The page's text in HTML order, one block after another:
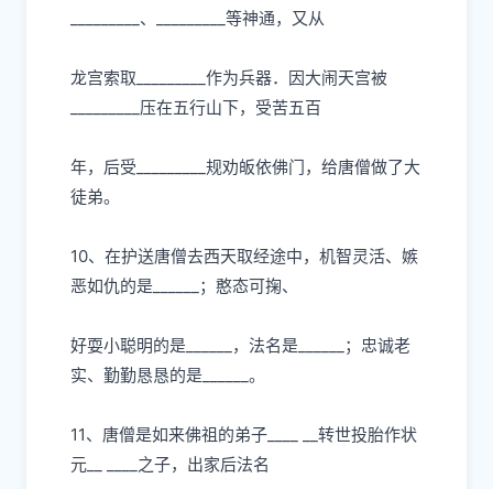
_________、_________等神通， ⼜从
⻰宫索取 _________作为兵器．因⼤闹天宫被
_________压在五⾏⼭下，受苦五百
年，后受 _________规劝皈依佛⻔，给唐僧做了⼤
徒弟。
10、在护送唐僧去⻄天取经途中，机智灵活、嫉
恶如仇的是 ______；憨态可掬、
好耍⼩聪明的是 ______，法名是______；忠诚⽼
实、勤勤恳恳的是 ______。
11、唐僧是如来佛祖的弟⼦ ____ __转世投胎作状
元__ ____之⼦，出家后法名